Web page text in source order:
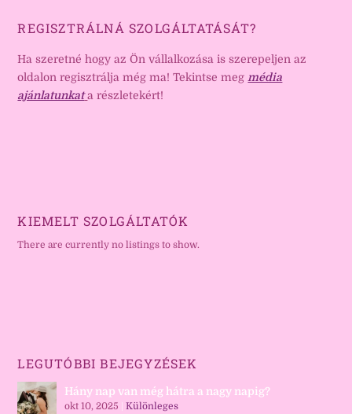
REGISZTRÁLNÁ SZOLGÁLTATÁSÁT?
Ha szeretné hogy az Ön vállalkozása is szerepeljen az
oldalon regisztrálja még ma! Tekintse meg média
ajánlatunkat a részletekért!
KIEMELT SZOLGÁLTATÓK
There are currently no listings to show.
LEGUTÓBBI BEJEGYZÉSEK
Hány nap van még hátra a nagy napig?
okt 10, 2025 |Különleges